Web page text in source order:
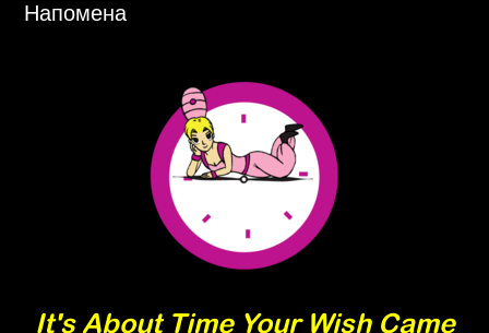
Напомена
It's About Time Your Wish Came